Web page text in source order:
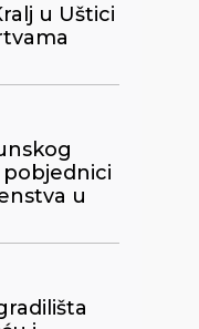
u Uštici
u